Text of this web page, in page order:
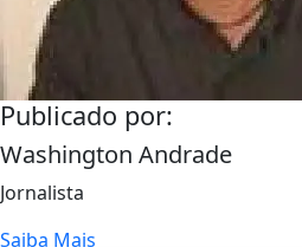
Publicado por:
Washington Andrade
Jornalista
Saiba Mais